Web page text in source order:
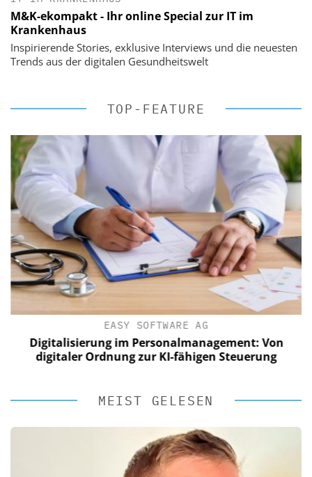
M&K-ekompakt - Ihr online Special zur IT im
Krankenhaus
Inspirierende Stories, exklusive Interviews und die neuesten
Trends aus der digitalen Gesundheitswelt
TOP-FEATURE
EASY SOFTWARE AG
Digitalisierung im Personalmanagement: Von
digitaler Ordnung zur KI-fähigen Steuerung
MEIST GELESEN